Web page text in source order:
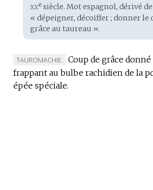
Étymologie
:
xxesiècle. Motespagnol, dérivé de
« dépeigner, décoiffer ; donner le
grâce au taureau ».
MARQUE
DE
DOMAINE
TAUROMACHIE.
Coup de grâce
frappant au bulbe rachidien de la
épée spéciale.